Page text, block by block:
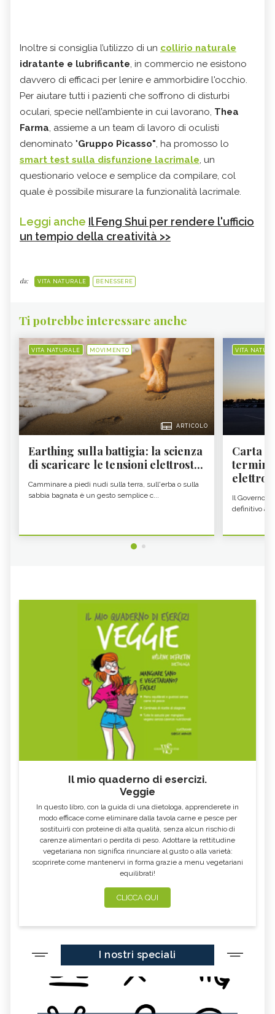
Inoltre si consiglia l’utilizzo di un collirio naturale
idratante e lubrificante, in commercio ne esistono
davvero di efficaci per lenire e ammorbidire l'occhio.
Per aiutare tutti i pazienti che soffrono di disturbi
oculari, specie nell’ambiente in cui lavorano, Thea
Farma, assieme a un team di lavoro di oculisti
denominato "Gruppo Picasso", ha promosso lo
smart test sulla disfunzione lacrimale, un
questionario veloce e semplice da compilare, col
quale è possibile misurare la funzionalità lacrimale.
Leggi anche Il Feng Shui per rendere l'ufficio
un tempio della creatività >>
da: VITA NATURALE BENESSERE
Ti potrebbe interessare anche
VITA NATURALE MOVIMENTO
ARTICOLO
Earthing sulla battigia: la scienza
di scaricare le tensioni elettrost...
Camminare a piedi nudi sulla terra, sull'erba o sulla
sabbia bagnata è un gesto semplice c...
VITA
Carta
Il Governo
definitivo
Il mio quaderno di esercizi.
Veggie
In questo libro, con la guida di una dietologa, apprenderete in
modo efficace come eliminare dalla tavola carne e pesce per
sostituirli con proteine di alta qualità, senza alcun rischio di
carenze alimentari o perdita di peso. Adottare la rettitudine
vegetariana non significa rinunciare al gusto o alla varietà:
scoprirete come mantenervi in forma grazie a menu vegetariani
equilibrati!
CLICCA QUI
I nostri speciali